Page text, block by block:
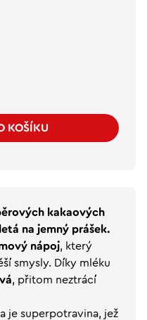
KOŠÍKU
kakaových
na jemný prášek.
nápoj, který
smysly. Díky mléku
, přitom neztrácí
je superpotravina, jež